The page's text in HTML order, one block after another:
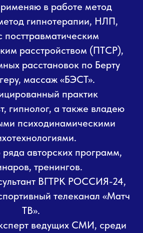
в работе метод
гипнотерапии, НЛП,
посттравматическим
расстройством (ПТСР),
расстановок по Берту
массаж «БЭСТ».
практик
гипнолог, а также владею
психодинамическими
авторских программ,
тренингов.
ВГТРК РОССИЯ-24,
телеканал «Матч
ТВ».
ведущих СМИ, среди